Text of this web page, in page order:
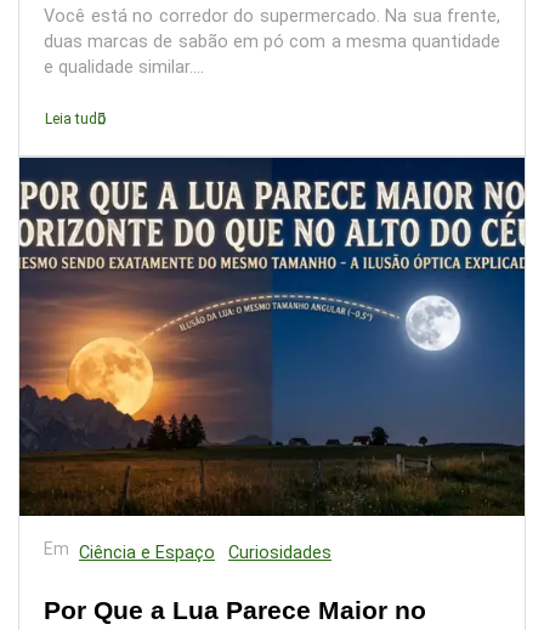
Você está no corredor do supermercado. Na sua frente,
duas marcas de sabão em pó com a mesma quantidade
e qualidade similar....
Leia tudo
Em Ciência e Espaço Curiosidades
Por Que a Lua Parece Maior no